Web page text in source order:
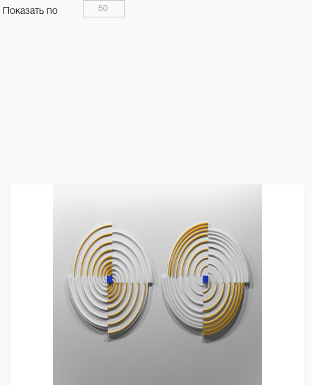
Показать по 50